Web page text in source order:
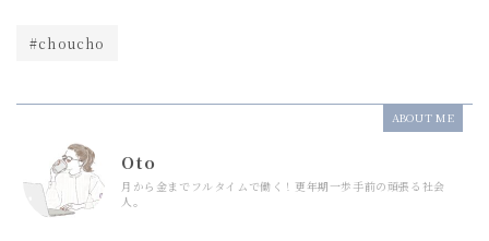
#choucho
ABOUT ME
Oto
月から金までフルタイムで働く！更年期一歩手前の頑張る社会
人。